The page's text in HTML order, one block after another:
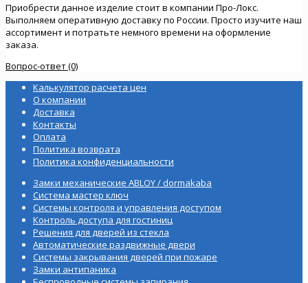
Приобрести данное изделие стоит в компании Про-Локс.
Выполняем оперативную доставку по России. Просто изучите наш
ассортимент и потратьте немного времени на оформление
заказа.
Вопрос-ответ (0)
Калькулятор расчета цен
О компании
Доставка
Контакты
Оплата
Политика возврата
Политика конфиденциальности
Замки механические ABLOY / dormakaba
Система мастер ключ
Системы контроля и управления доступом
Контроль доступа для гостиниц
Решения для дверей из стекла
Автоматические раздвижные двери
Системы закрывания дверей при пожаре
Замки антипаника